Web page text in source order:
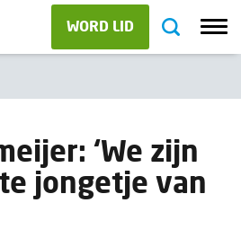
WORD LID
‘We zijn
jongetje van